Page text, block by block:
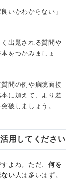
いかわからない」
出題される質問や
をつかみましょ
問の例や病院面接
に加えて、より差
破しましょう。
用してください
よね。ただ、 何を
ない 人は多いはず。
の面接で絶対に備
価を得られる逆質